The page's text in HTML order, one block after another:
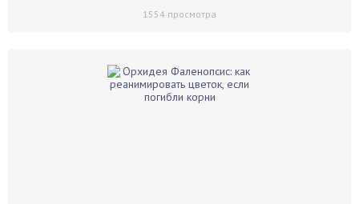
1554 просмотра